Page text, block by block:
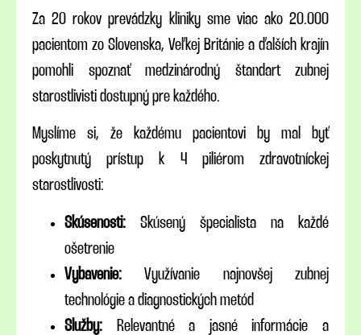
Za 20 rokov prevádzky kliniky sme viac ako 20.000
pacientom zo Slovenska, Veľkej Británie a ďalších krajín
pomohli spoznať medzinárodný štandart zubnej
starostlivisti dostupný pre každého.
Myslíme si, že každému pacientovi by mal byť
poskytnutý prístup k 4 piliérom zdravotníckej
starostlivosti:
Skúsenosti: Skúsený špecialista na každé
ošetrenie
Vybavenie:Využívanie najnovšej zubnej
technológie a diagnostických metód
Služby:
Relevantné a jasné informácie a